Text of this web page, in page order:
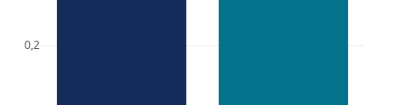
0,2